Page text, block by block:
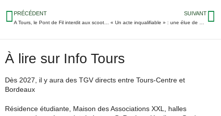
PRÉCÉDENT SUIVANT
À lire sur Info Tours
Dès 2027, il y aura des TGV directs entre Tours-Centre et
Bordeaux
Résidence étudiante, Maison des Associations XXL, halles